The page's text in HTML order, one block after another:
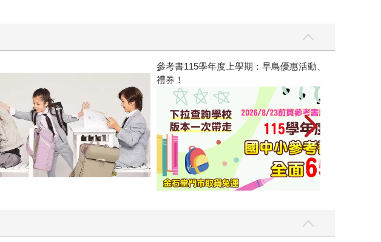
參考書115學年度上學期：早鳥優惠活動、2026/8/23前
禮券！